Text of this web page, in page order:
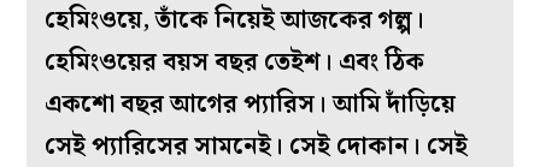
হেমিংওয়ে, তাঁকে নিয়েই আজকের গল্প।
হেমিংওয়ের বয়স বছর তেইশ। এবং ঠিক
একশো বছর আগের প‌্যারিস। আমি দাঁড়িয়ে
সেই প‌্যারিসের সামনেই। সেই দোকান। সেই